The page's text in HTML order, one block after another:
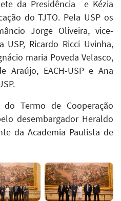
da Presidência e Kézia
do TJTO. Pela USP os
Jorge Oliveira, vice-
Ricardo Ricci Uvinha,
maria Poveda Velasco,
Araújo, EACH-USP e Ana
Termo de Cooperação
desembargador Heraldo
da Academia Paulista de